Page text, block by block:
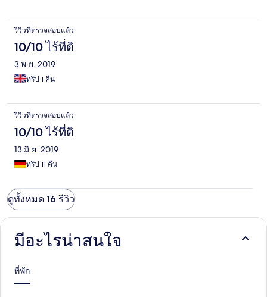
รีวิวที่ตรวจสอบแล้ว
10/10 ไร้ที่ติ
3 พ.ย. 2019
ทริป 1 คืน
รีวิวที่ตรวจสอบแล้ว
10/10 ไร้ที่ติ
13 มิ.ย. 2019
ทริป 11 คืน
ดูทั้งหมด 16 รีวิว
มีอะไรน่าสนใจ
ที่พัก